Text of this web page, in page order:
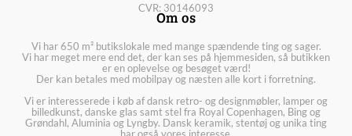
CVR: 30146093
Om os
Vi har 650 m² butikslokale med mange spændende ting og sager.
Vi har meget mere end det, der kan ses på hjemmesiden, så butikken
er en oplevelse og besøget værd!
Der kan betales med mobilpay og næsten alle kort i forretning.
Vi er interesserede i køb af dansk retro- og designmøbler, lamper og
billedkunst, danske glas samt stel fra Royal Copenhagen, Bing og
Grøndahl, Aluminia og Lyngby. Dansk keramik, stentøj og unika ting